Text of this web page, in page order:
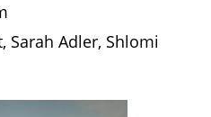
Sarah Adler, Shlomi